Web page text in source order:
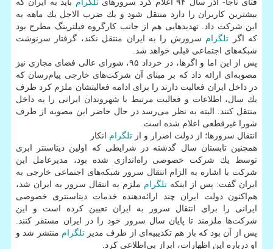
فتای ناجا- آذر سال ۹۴ اعلام كرد سرورهای
تلگرام باید به ایران كه
بیشترین كاربران را دارد منتقل شود و یك ضرب الاجل یك ماهه به
این شركت داد. تهدیدهایی هم از جانب كارگروه فیلترینگ مطرح بود
كه اگر تلگرام سرورش را به ایران منتقل نكند، گرفتار سرنوشت
شبكه‌های اجتماعی قبلی خواهد شد.
پس از این اما و اگرها، در خرداد ۹۵، شورای عالی فضای مجازی نیز
مصوبه‌ای ارائه داد كه بر مبنای آن شركت‌های خارجی پیام‌رسان كه
در داخل ایران فعالیت دارند را برای ادامه فعالیتشان ملزم كرد ظرف
یك سال، اطلاعات و فعالیت مرتبط با شهروندان ایرانی را به داخل
منتقل كنند. البته به نظر می‌رسد در حال حاضر این مصوبه از طرف
شورا غیرقطعی اعلام شده است.
انتقال سرورها؛ از دولت اصرار و از تلگرام انكار
همچنین تابستان سال گذشته در شرایطی كه اولین دیتاسنتر ابری
توسط یك شركت خصوصی راه‌اندازی شده بود، مدیرعامل این
شركت با اشاره به الزام انتقال سرور شبكه‌های اجتماعی خارجی به
ایران گفت: پس از اینكه تلگرام ملزم به انتقال سرور به ایران شد،
هم‌اكنون دولت ایران چند ارائه‌دهنده خدمات دیتاسنتری خصوصی
ایرانی را برای انتقال سرور به ایران تعیین كرده است و این
شركت‌ها ملزمند تا پایان سال سرور خود را در ایران مستقر كنند.
پس از آن بود كه باز هم تكذیبیه‌ای از طرف مدیرتلگرام منتشر شد و
او درباره این اظهارات، ابراز بی‌اطلاعی كرد.